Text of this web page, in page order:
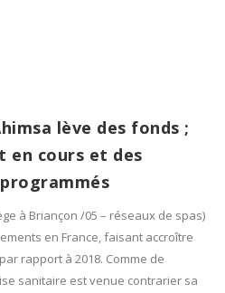
lève des fonds ;
en cours et des
à Briançon /05 – réseaux de spas)
en France, faisant accroître
rapport à 2018. Comme de
sanitaire est venue contrarier sa